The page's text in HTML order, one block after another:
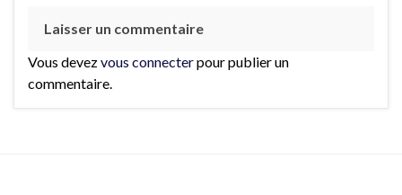
Laisser un commentaire
Vous devezvous connecterpour publier un
commentaire.